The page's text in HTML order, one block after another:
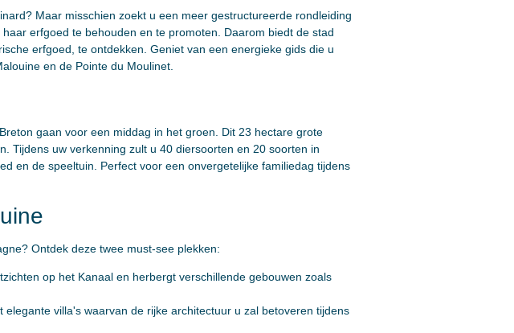
Maar misschien zoekt u een meer gestructureerde rondleiding
erfgoed te behouden en te promoten. Daarom biedt de stad
erfgoed, te ontdekken. Geniet van een energieke gids die u
en de Pointe du Moulinet.
gaan voor een middag in het groen. Dit 23 hectare grote
Tijdens uw verkenning zult u 40 diersoorten en 20 soorten in
en de speeltuin. Perfect voor een onvergetelijke familiedag tijdens
Ontdek deze twee must-see plekken:
op het Kanaal en herbergt verschillende gebouwen zoals
villa's waarvan de rijke architectuur u zal betoveren tijdens